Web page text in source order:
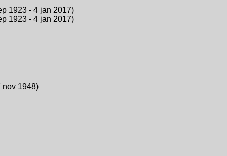
1923 - 4 jan 2017)
1923 - 4 jan 2017)
1948)